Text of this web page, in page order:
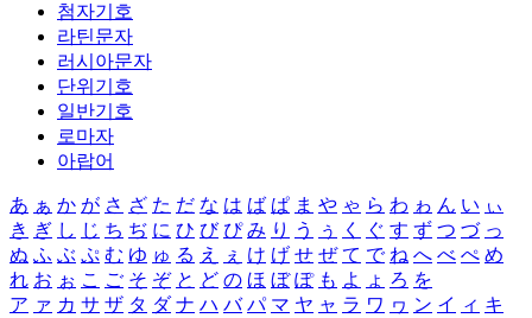
첨자기호
라틴문자
러시아문자
단위기호
일반기호
로마자
아랍어
あ ぁ か が さ ざ た だ な は ば ぱ ま や ゃ ら わ ゎ ん い ぃ
き ぎ し じ ち ぢ に ひ び ぴ み り う ぅ く ぐ す ず つ づ っ
ぬ ふ ぶ ぷ む ゆ ゅ る え ぇ け げ せ ぜ て で ね へ べ ぺ め
れ お ぉ こ ご そ ぞ と ど の ほ ぼ ぽ も よ ょ ろ を
ア ァ カ サ ザ タ ダ ナ ハ バ パ マ ヤ ャ ラ ワ ヮ ン イ ィ キ